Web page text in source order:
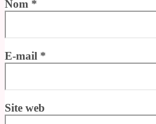
Nom *
E-mail *
Site web